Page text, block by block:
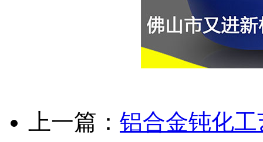
上一篇： 铝合金钝化